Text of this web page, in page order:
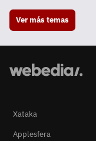
Ver más temas
Xataka
Applesfera